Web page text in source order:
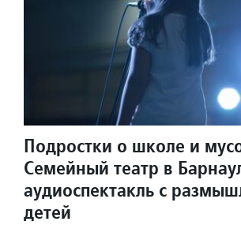
Подростки о школе и
Семейный театр в
аудиоспектакль с
детей